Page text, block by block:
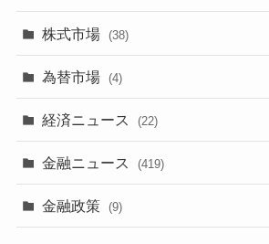
株式市場 (38)
為替市場 (4)
経済ニュース (22)
金融ニュース (419)
金融政策 (9)